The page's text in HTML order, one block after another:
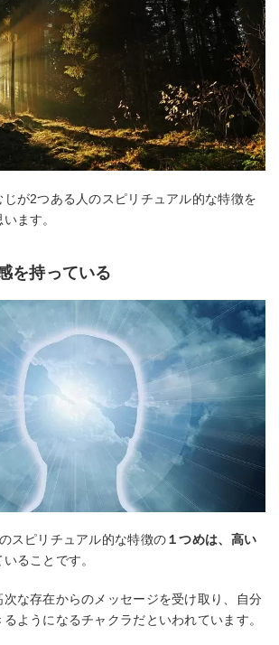
じが2つある人のスピリチュアル的な特徴を
ます。
を持っている
スピリチュアル的な特徴の１つめは、高い
ることです。
な存在からのメッセージを受け取り、自分
ようになるチャクラだといわれています。